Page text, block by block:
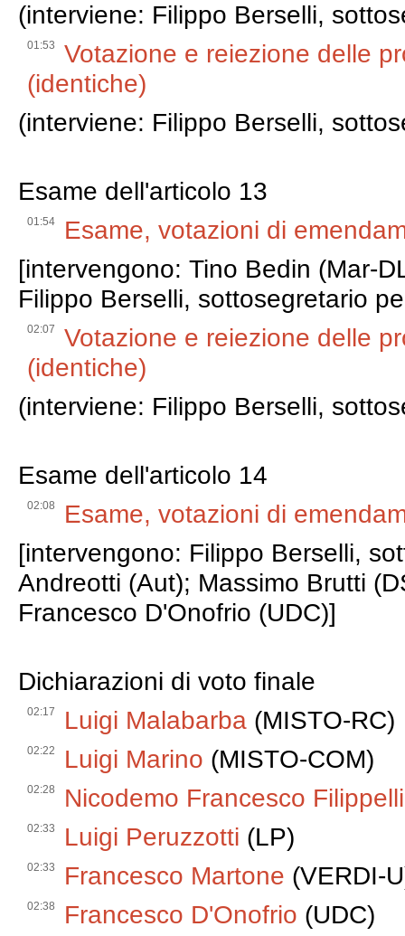
(interviene: Filippo Berselli,
01:53
Votazione e reiezione delle
(identiche)
(interviene: Filippo Berselli,
Esame dell'articolo 13
01:54
Esame, votazioni di
[intervengono: Tino Bedin (Mar-
Filippo Berselli, sottosegretario
02:07
Votazione e reiezione delle
(identiche)
(interviene: Filippo Berselli,
Esame dell'articolo 14
02:08
Esame, votazioni di
[intervengono: Filippo Berselli,
Andreotti (Aut); Massimo Brutti
Francesco D'Onofrio (UDC)]
Dichiarazioni di voto finale
02:17 Luigi Malabarba (MISTO-RC)
02:22 Luigi Marino (MISTO-COM)
02:28 Nicodemo Francesco Filippelli
02:33 Luigi Peruzzotti (LP)
02:33 Francesco Martone (VERDI-
02:38 Francesco D'Onofrio (UDC)